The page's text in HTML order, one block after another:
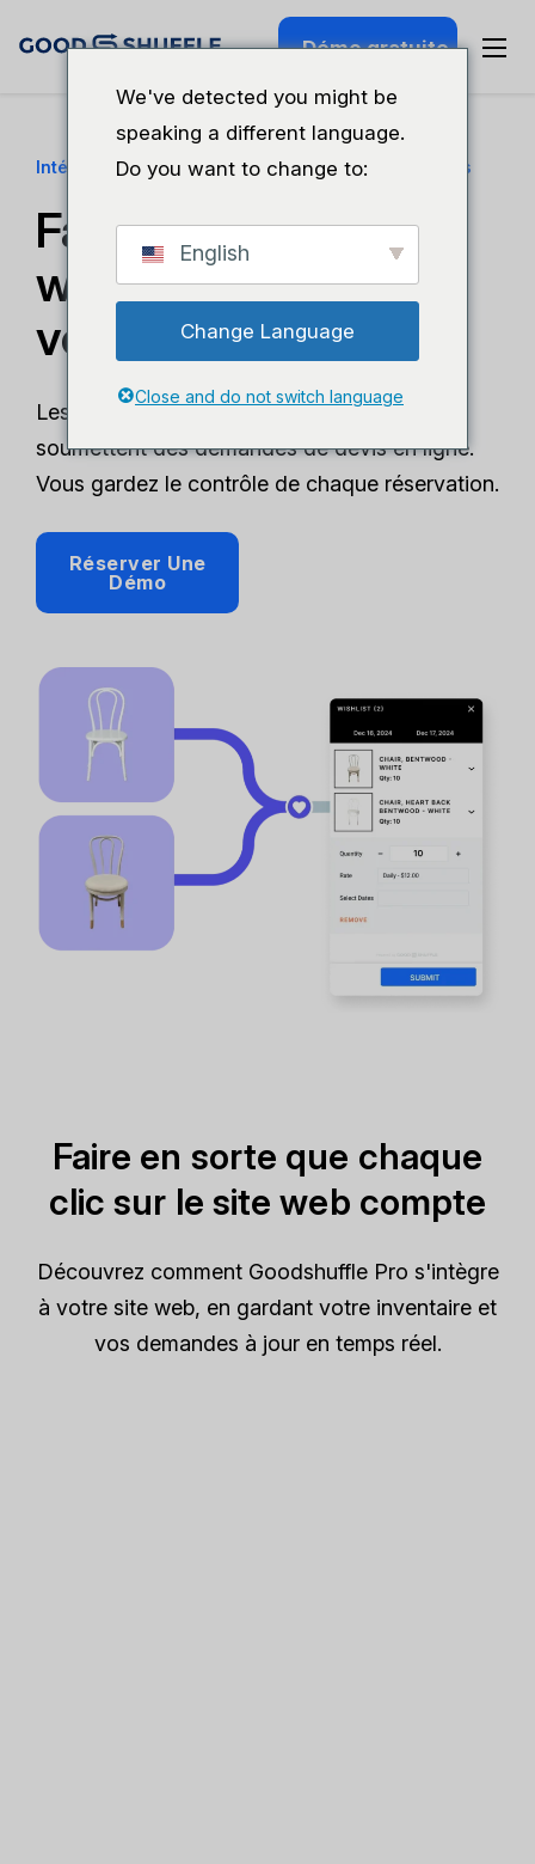
Démo gratuite
Intégration d'un site web de location d'événements
Faites de votre site
web votre meilleur
vendeur.
Les clients consultent votre inventaire et
soumettent des demandes de devis en ligne.
Vous gardez le contrôle de chaque réservation.
Réserver Une
Démo
Faire en sorte que chaque
clic sur le site web compte
Découvrez comment Goodshuffle Pro s'intègre
à votre site web, en gardant votre inventaire et
vos demandes à jour en temps réel.
We've detected you might be
speaking a different language.
Do you want to change to:
English
Change Language
Close and do not switch language